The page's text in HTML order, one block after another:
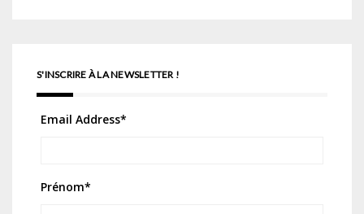
S'INSCRIRE À LA NEWSLETTER !
Email Address*
Prénom*